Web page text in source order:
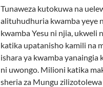
Tunaweza kutokuwa na
alituhudhuria kwamba yeye
kwamba Yesu ni njia, ukweli
katika upatanisho kamili na
ishara ya kwamba yanaingia
ni uwongo. Milioni katika
sheria za Mungu